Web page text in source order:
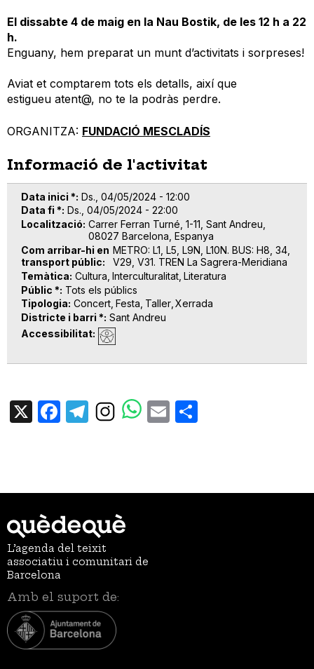
El dissabte 4 de maig en la Nau Bostik, de les 12 h a 22
h.
Enguany, hem preparat un munt d’activitats i sorpreses!
Aviat et comptarem tots els detalls, així que
estigueu atent@, no te la podràs perdre.
ORGANITZA: FUNDACIÓ MESCLADÍS
Informació de l'activitat
Data inici * Ds., 04/05/2024 - 12:00
Data fi * Ds., 04/05/2024 - 22:00
Localització Carrer Ferran Turné, 1-11, Sant Andreu,
08027 Barcelona, Espanya
Com arribar-hi en
transport públic
METRO: L1, L5, L9N, L10N. BUS: H8, 34,
V29, V31. TREN La Sagrera-Meridiana
Temàtica Cultura Interculturalitat Literatura
Públic * Tots els públics
Tipologia Concert Festa Taller Xerrada
Districte i barri * Sant Andreu
Accessibilitat
X Facebook
TelegramEmail
L’agenda del teixit
associatiu i comunitari de
Barcelona
Amb el suport de: